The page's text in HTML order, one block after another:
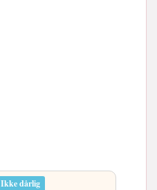
Ikke dårlig